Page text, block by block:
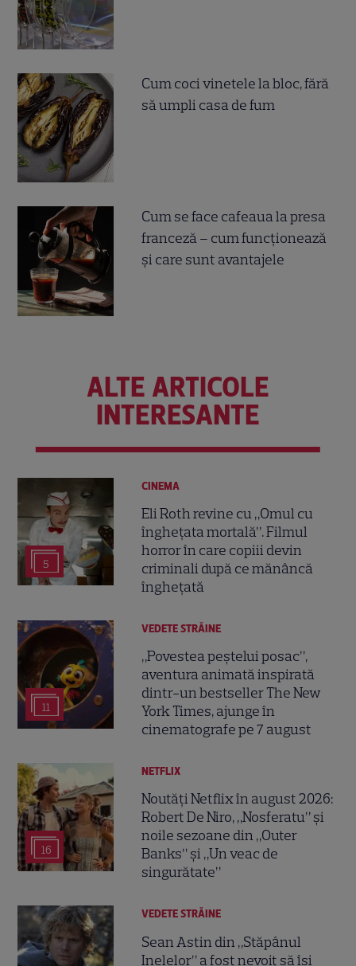
Cum coci vinetele la bloc, fără
să umpli casa de fum
Cum se face cafeaua la presa
franceză – cum funcționează
și care sunt avantajele
ALTE ARTICOLE
INTERESANTE
5
CINEMA
Eli Roth revine cu „Omul cu
înghețata mortală”. Filmul
horror în care copiii devin
criminali după ce mănâncă
înghețată
11
VEDETE STRĂINE
„Povestea peștelui posac”,
aventura animată inspirată
dintr-un bestseller The New
York Times, ajunge în
cinematografe pe 7 august
16
NETFLIX
Noutăți Netflix în august 2026:
Robert De Niro, „Nosferatu” și
noile sezoane din „Outer
Banks” și „Un veac de
singurătate”
VEDETE STRĂINE
Sean Astin din „Stăpânul
Inelelor” a fost nevoit să își